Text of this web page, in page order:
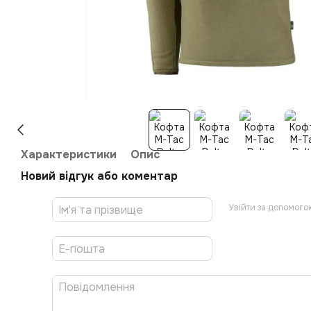
Характеристики
Опис
Новий відгук або коментар
Увійти за